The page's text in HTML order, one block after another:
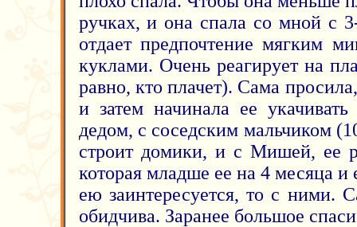
ручках, и она спала со мной с
отдает предпочтение мягким
куклами. Очень реагирует на
равно, кто плачет). Сама
и затем начинала ее
дедом, с соседским мальчиком
строит домики, и с Мишей, ее
которая младше ее на 4 месяца и
ею заинтересуется, то с ними.
обидчива. Заранее большое